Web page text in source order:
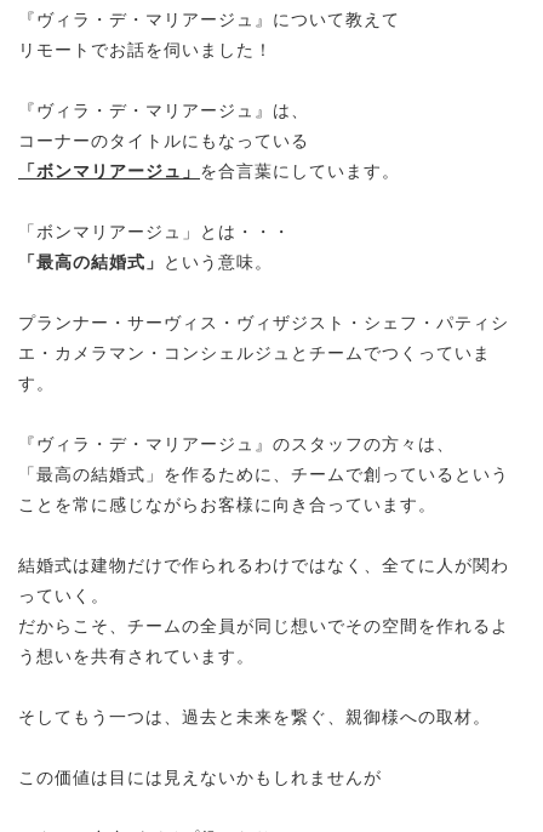
『ヴィラ・デ・マリアージュ』について教えて
リモートでお話を伺いました！
『ヴィラ・デ・マリアージュ』は、
コーナーのタイトルにもなっている
「ボンマリアージュ」 を合言葉にしています。
「ボンマリアージュ」とは・・・
「最高の結婚式」
という意味。
プランナー・サーヴィス・ヴィザジスト・シェフ・パティシ
エ・カメラマン・コンシェルジュとチームでつくっていま
す。
『ヴィラ・デ・マリアージュ』のスタッフの方々は、
「最高の結婚式」を作るために、チームで創っているという
ことを常に感じながらお客様に向き合っています。
結婚式は建物だけで作られるわけではなく、全てに人が関わ
っていく。
だからこそ、チームの全員が同じ想いでその空間を作れるよ
う想いを共有されています。
そしてもう一つは、過去と未来を繋ぐ、親御様への取材。
この価値は目には見えないかもしれませんが